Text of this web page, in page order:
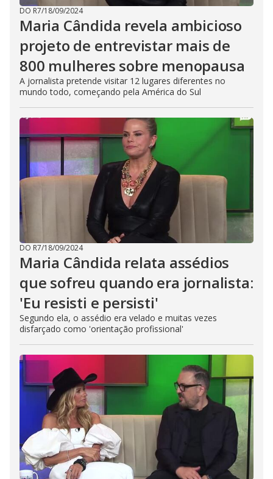
DO R7/18/09/2024
Maria Cândida revela ambicioso
projeto de entrevistar mais de
800 mulheres sobre menopausa
A jornalista pretende visitar 12 lugares diferentes no
mundo todo, começando pela América do Sul
DO R7/18/09/2024
Maria Cândida relata assédios
que sofreu quando era jornalista:
'Eu resisti e persisti'
Segundo ela, o assédio era velado e muitas vezes
disfarçado como 'orientação profissional'